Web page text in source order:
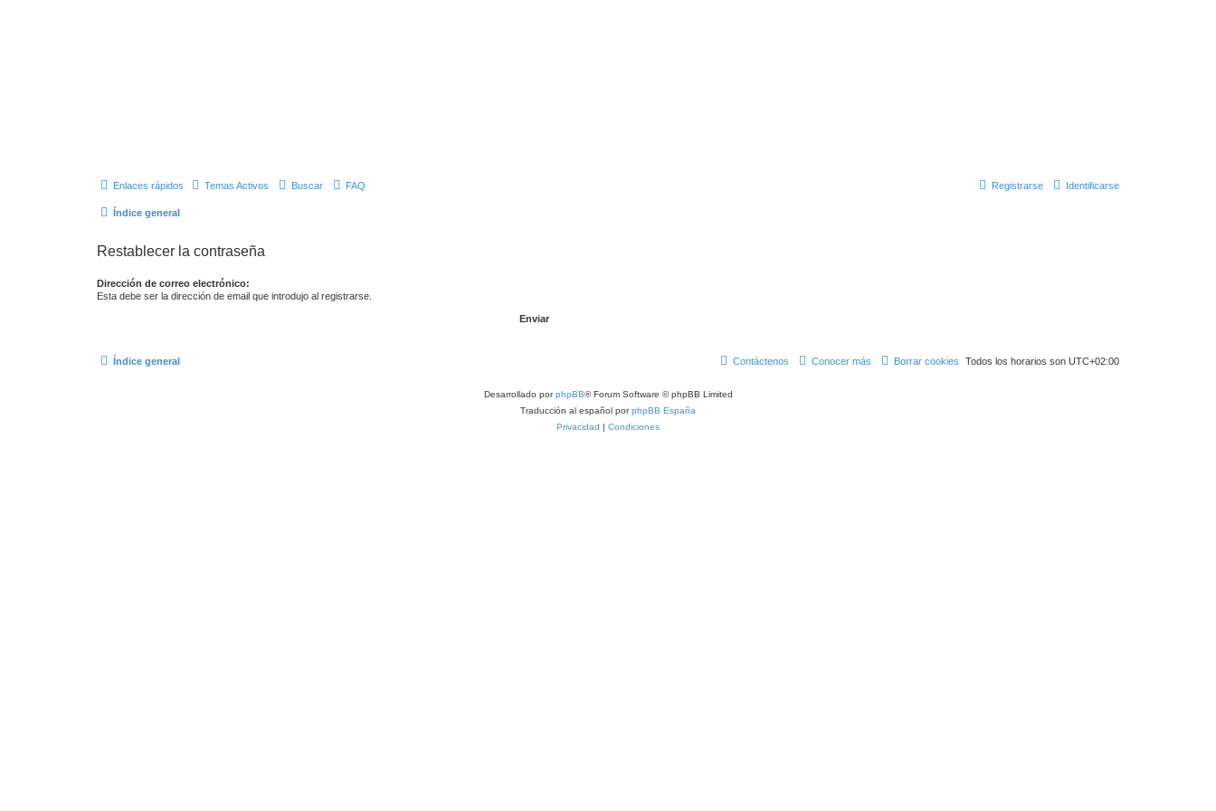
Enlaces rápidos Temas Activos Buscar FAQ Identificarse
Registrarse
Índice general
Restablecer la contraseña
Dirección de correo electrónico:
Esta debe ser la dirección de email que introdujo al registrarse.
Índice general Todos los horarios son UTC+02:00
Borrar cookies
Conocer más
Contáctenos
Desarrollado porphpBB® Forum Software © phpBB Limited
Traducción al español porphpBB España
Privacidad | Condiciones